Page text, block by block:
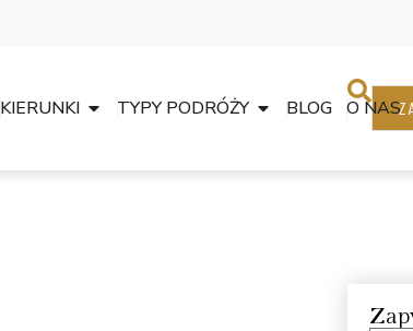
KIERUNKI TYPY PODRÓŻY BLOG O NAS